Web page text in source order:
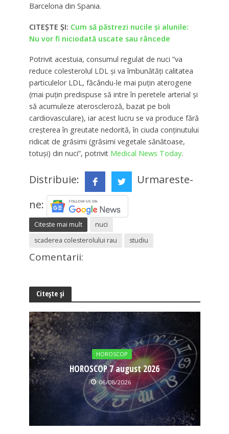
Barcelona din Spania.
CITEȘTE ȘI: Cum să păstrezi nucile şi alunile:
Nu vor fi niciodată uscate sau râncede
Potrivit acestuia, consumul regulat de nuci ”va
reduce colesterolul LDL și va îmbunătăți calitatea
particulelor LDL, făcându-le mai puțin aterogene
(mai puțin predispuse să intre în peretele arterial și
să acumuleze ateroscleroză, bazat pe boli
cardiovasculare), iar acest lucru se va produce fără
creșterea în greutate nedorită, în ciuda conținutului
ridicat de grăsimi (grăsimi vegetale sănătoase,
totuși) din nuci”, potrivit Medical News Today.
Distribuie:
Urmareste-
ne:
Citeste mai mult
nuci
scaderea colesterolului rau
studiu
Comentarii:
Citește și
HOROSCOP
HOROSCOP 7 august 2026
06/08/2026